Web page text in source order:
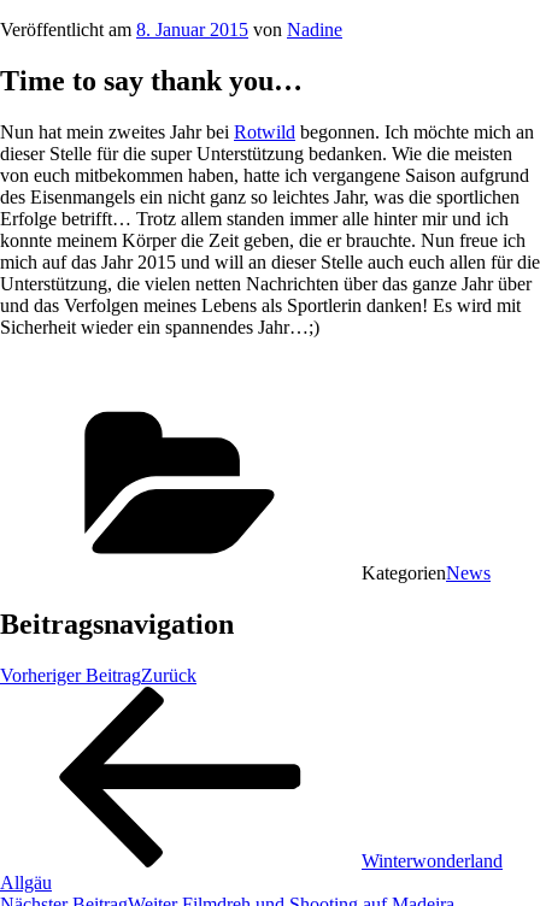
Veröffentlicht am 8. Januar 2015 von Nadine
Time to say thank you…
Nun hat mein zweites Jahr bei Rotwild begonnen. Ich möchte mich an
dieser Stelle für die super Unterstützung bedanken. Wie die meisten
von euch mitbekommen haben, hatte ich vergangene Saison aufgrund
des Eisenmangels ein nicht ganz so leichtes Jahr, was die sportlichen
Erfolge betrifft… Trotz allem standen immer alle hinter mir und ich
konnte meinem Körper die Zeit geben, die er brauchte. Nun freue ich
mich auf das Jahr 2015 und will an dieser Stelle auch euch allen für die
Unterstützung, die vielen netten Nachrichten über das ganze Jahr über
und das Verfolgen meines Lebens als Sportlerin danken! Es wird mit
Sicherheit wieder ein spannendes Jahr…;)
KategorienNews
Beitragsnavigation
Vorheriger BeitragZurück
Winterwonderland
Allgäu